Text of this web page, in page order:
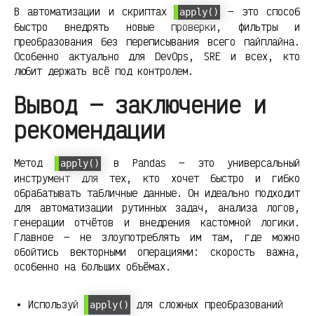
В автоматизации и скриптах apply()
— это способ
быстро внедрять новые проверки, фильтры и
преобразования без переписывания всего пайплайна.
Особенно актуально для DevOps, SRE и всех, кто
любит держать всё под контролем.
Вывод — заключение и
рекомендации
Метод apply()
в Pandas — это универсальный
инструмент для тех, кто хочет быстро и гибко
обрабатывать табличные данные. Он идеально подходит
для автоматизации рутинных задач, анализа логов,
генерации отчётов и внедрения кастомной логики.
Главное — не злоупотреблять им там, где можно
обойтись векторными операциями: скорость важна,
особенно на больших объёмах.
Используй apply()
для сложных преобразований